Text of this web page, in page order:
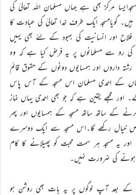
مرکز بھی ہے جہاں مسلمان اللہ تعالیٰ کی
گویامسجد ایک طرف خدا تعالیٰ کی عبادت کا
اور انسانیت کی بہبود کے لئے بھی یہیں
کی رو سے مسلمانوں پر یہ فرض کیا ہے کہ وہ
رشتہ داروں اور ہمسایوں دونوں کے حقوق قائم
کے احمدی مسلمان اس مسجد کے آس پاس
مجھے یقین ہے کہ جو بھی احمدی یہاں نماز
کے ساتھ ساتھ مسجد کے ہمسایوں اور پھر
خیال رکھے گا۔اس مسجد سے ایک دوسرے
یہ مسجد ہر سمت محبت کو پھیلانے کا کام
کی ضرورت نہیں۔
کے بعد آپ لوگوں پر یہ بات بھی روشن ہو